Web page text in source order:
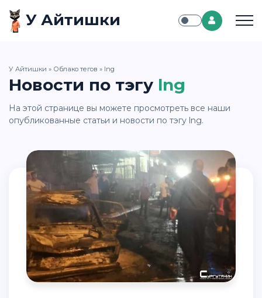
У Айтишки
У Айтишки » Облако тегов » lng
Новости по тэгу lng
На этой странице вы можете просмотреть все наши
опубликованные статьи и новости по тэгу lng.